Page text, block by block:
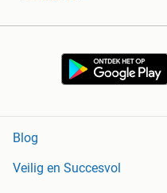
Blog
Veilig en Succesvol